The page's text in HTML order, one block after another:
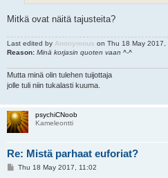
Mitkä ovat näitä tajusteita?
Last edited by Anonymous on Thu 18 May 2017,
Reason: Minä korjasin quoten vaan ^-^
Mutta minä olin tulehen tuijottaja
jolle tuli niin tukalasti kuuma.
psychiCNoob
Kameleontti
Re: Mistä parhaat euforiat?
PThu 18 May 2017, 11:02